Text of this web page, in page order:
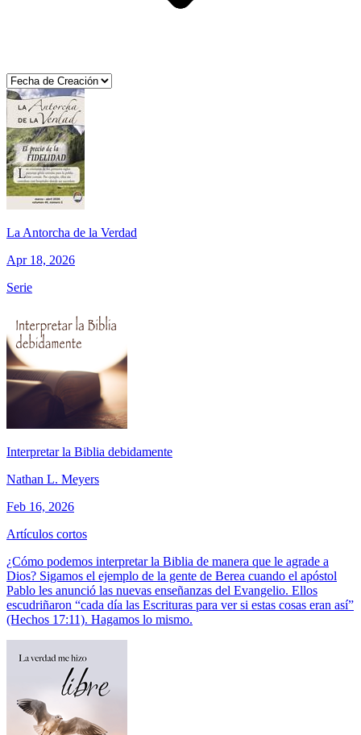
La Antorcha de la Verdad
Apr 18, 2026
Serie
Interpretar la Biblia debidamente
Nathan L. Meyers
Feb 16, 2026
Artículos cortos
¿Cómo podemos interpretar la Biblia de manera que le agrade a
Dios? Sigamos el ejemplo de la gente de Berea cuando el apóstol
Pablo les anunció las nuevas enseñanzas del Evangelio. Ellos
escudriñaron “cada día las Escrituras para ver si estas cosas eran así”
(Hechos 17:11). Hagamos lo mismo.